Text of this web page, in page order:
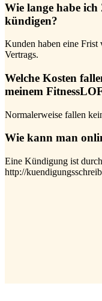
Wie lange habe
kündigen?
Kunden haben eine
Vertrags.
Welche Kosten
meinem
Normalerweise fallen
Wie kann man
Eine Kündigung ist
http://